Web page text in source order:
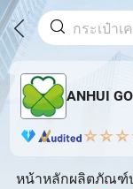
ANHUI
หน้าหลักผลิตภัณฑ์